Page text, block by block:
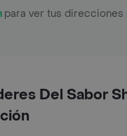
para ver tus
Del Sabor